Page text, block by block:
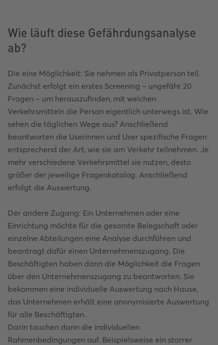
Wie läuft diese Gefährdungsanalyse
ab?
Die eine Möglichkeit: Sie nehmen als Privatperson teil.
Zunächst erfolgt ein erstes Screening – ungefähr 20
Fragen – um herauszufinden, mit welchen
Verkehrsmitteln die Person eigentlich unterwegs ist. Wie
sehen die täglichen Wege aus? Anschließend
beantworten die Userinnen und User spezifische Fragen
entsprechend der Art, wie sie am Verkehr teilnehmen. Je
mehr verschiedene Verkehrsmittel sie nutzen, desto
größer der jeweilige Fragenkatalog. Anschließend
erfolgt die Auswertung.
Der andere Zugang: Ein Unternehmen oder eine
Einrichtung möchte für die gesamte Belegschaft oder
einzelne Abteilungen eine Analyse durchführen und
beantragt dafür einen Unternehmenszugang. Die
Beschäftigten haben dann die Möglichkeit die Fragen
über den Unternehmenszugang zu beantworten. Sie
bekommen eine individuelle Auswertung nach Hause,
das Unternehmen erhält eine anonymisierte Auswertung
für alle Beschäftigten.
Darin tauchen dann die individuellen
Rahmenbedingungen auf. Beispielsweise ein starrer